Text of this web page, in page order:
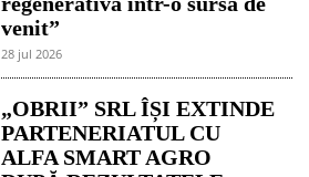
venit”
28 jul 2026
„OBRII” SRL ÎȘI EXTINDE
PARTENERIATUL CU
ALFA SMART AGRO